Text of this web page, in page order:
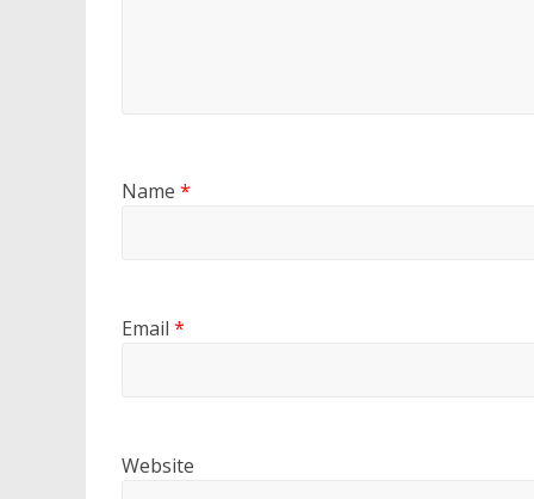
Name *
Email *
Website